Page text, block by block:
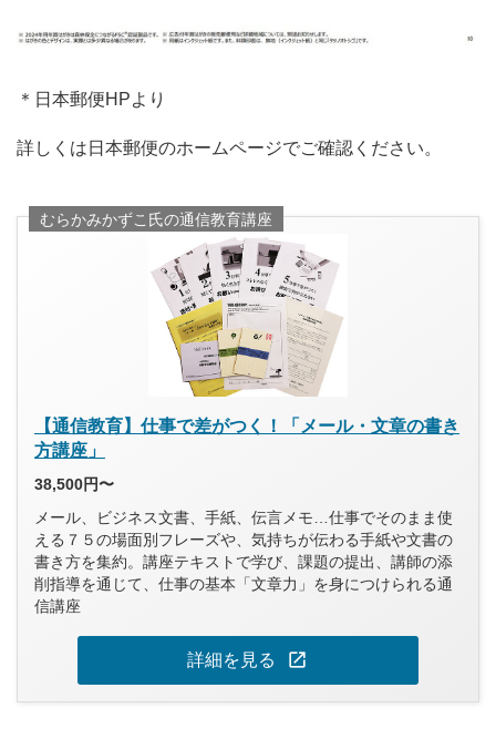
＊日本郵便HPより
詳しくは日本郵便のホームページでご確認ください。
むらかみかずこ氏の通信教育講座
【通信教育】仕事で差がつく！「メール・文章の書き
方講座」
38,500円〜
メール、ビジネス文書、手紙、伝言メモ…仕事でそのまま使
える７５の場面別フレーズや、気持ちが伝わる手紙や文書の
書き方を集約。講座テキストで学び、課題の提出、講師の添
削指導を通じて、仕事の基本「文章力」を身につけられる通
信講座
詳細を見る open_in_new